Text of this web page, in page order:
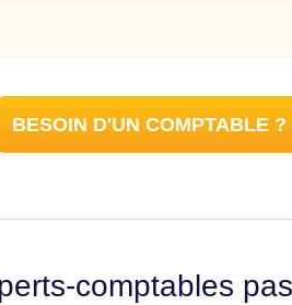
BESOIN D'UN COMPTABLE
comptables